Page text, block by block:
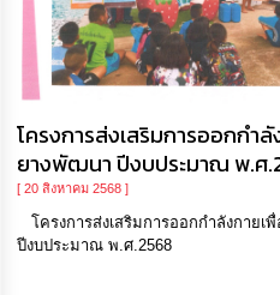
โครงการส่งเสริมการออกกำ
ยางพัฒนา ปีงบประมาณ พ.ศ
[ 20 สิงหาคม 2568 ]
โครงการส่งเสริมการออกกำลังกาย
ปีงบประมาณ พ.ศ.2568